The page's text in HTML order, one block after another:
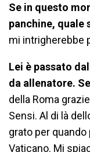
Se in questo
panchine, quale
mi intrigherebbe
Lei è passato
da allenatore.
della Roma
Sensi. Al di là
grato per
Vaticano. Mi